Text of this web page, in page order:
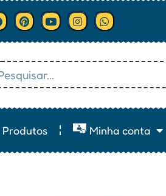
Produtos Minha conta